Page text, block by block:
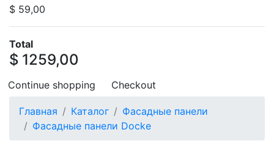
$ 59,00
Total
$ 1259,00
Continue shopping Checkout
Главная Каталог
Фасадные панели
Фасадные панели Docke